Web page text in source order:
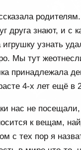
друга знают, и с
игрушку узнать
Мы тут
принадлежала
4-х лет ещё в
нас не
к вещам,
с тех пор я